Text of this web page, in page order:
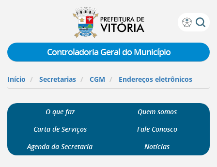
Prefeitura
Vitória
teclado:
para
a
instruções
Ir
Controladoria Geral do Município
Início Secretarias CGM Endereços eletrônicos
O que faz
Quem somos
Carta de Serviços
Fale Conosco
Agenda da Secretaria
Notícias